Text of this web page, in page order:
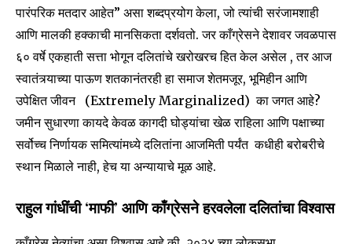
पारंपरिक मतदार आहेत” असा शब्दप्रयोग केला, जो त्यांची सरंजामशाही
आणि मालकी हक्काची मानसिकता दर्शवतो. जर काँग्रेसने देशावर जवळपास
६० वर्षे एकहाती सत्ता भोगून दलितांचे खरोखरच हित केल असेल , तर आज
स्वातंत्र्याच्या पाऊण शतकानंतरही हा समाज शेतमजूर, भूमिहीन आणि
उपेक्षित जीवन (Extremely Marginalized) का जगत आहे?
जमीन सुधारणा कायदे केवळ कागदी घोड्यांचा खेळ राहिला आणि पक्षाच्या
सर्वोच्च निर्णायक समित्यांमध्ये दलितांना आजमिती पर्यंत कधीही बरोबरीचे
स्थान मिळाले नाही, हेच या अन्यायाचे मूळ आहे.
राहुल गांधींची ‘माफी’ आणि काँग्रेसने हरवलेला दलितांचा विश्वास